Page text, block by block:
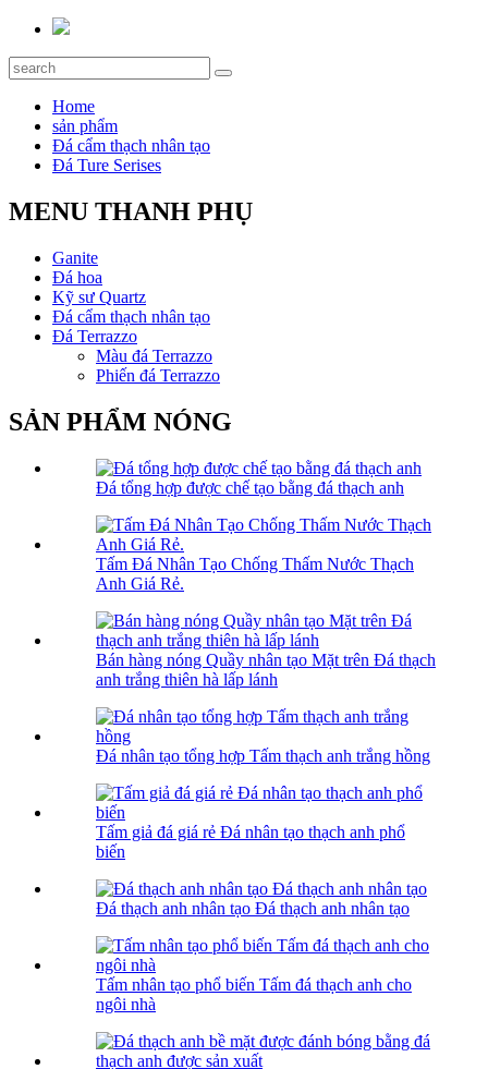
Home
sản phẩm
Đá cẩm thạch nhân tạo
Đá Ture Serises
MENU THANH PHỤ
Ganite
Đá hoa
Kỹ sư Quartz
Đá cẩm thạch nhân tạo
Đá Terrazzo
Màu đá Terrazzo
Phiến đá Terrazzo
SẢN PHẨM NÓNG
Đá tổng hợp được chế tạo bằng đá thạch anh
Tấm Đá Nhân Tạo Chống Thấm Nước Thạch
Anh Giá Rẻ.
Bán hàng nóng Quầy nhân tạo Mặt trên Đá thạch
anh trắng thiên hà lấp lánh
Đá nhân tạo tổng hợp Tấm thạch anh trắng hồng
Tấm giả đá giá rẻ Đá nhân tạo thạch anh phổ
biến
Đá thạch anh nhân tạo Đá thạch anh nhân tạo
Tấm nhân tạo phổ biến Tấm đá thạch anh cho
ngôi nhà